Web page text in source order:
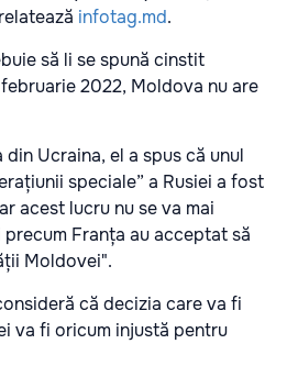
infotag.md.
să li se spună cinstit
2022, Moldova nu are
Ucraina, el a spus că unul
speciale” a Rusiei a fost
acest lucru nu se va mai
Franța au acceptat să
Moldovei".
că decizia care va fi
va fi oricum injustă pentru